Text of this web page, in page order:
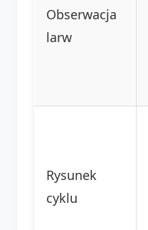
Obserwacja
larw
Rysunek
cyklu